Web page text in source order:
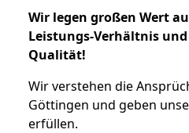
Wir legen großen Wert
Leistungs-Verhältnis
Qualität!
Wir verstehen die
Göttingen und geben
erfüllen.